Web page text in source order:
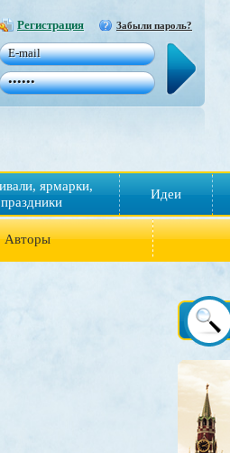
Регистрация Забыли пароль?
ярмарки,
праздники
Идеи
Авторы